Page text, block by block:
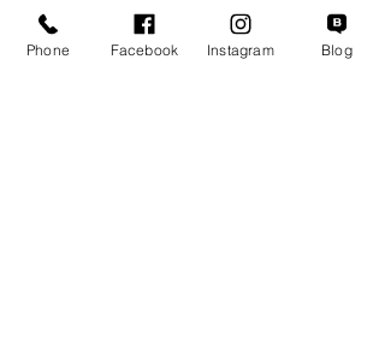
k.mouzos.wix@gmail.com
Phone Facebook Instagram Blog